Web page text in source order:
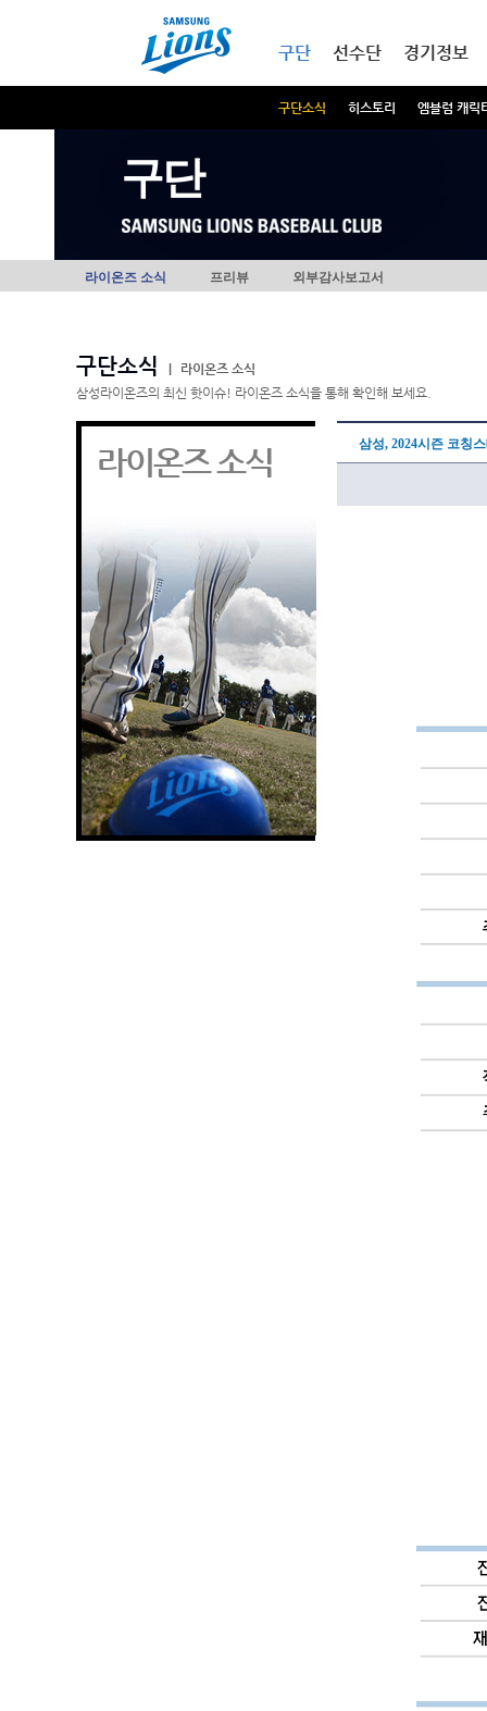
구단
구단소식 히스토리 엠블럼 캐릭
선수단 경기정보
구단
라이온즈 소식 프리뷰 외부감사보고서
구단소식
라이온즈 소식
삼성라이온즈의 최신 핫이슈! 라이온즈 소식을 통해 확인해 보세요.
라이온즈 소식 삼성, 2024시즌 코칭